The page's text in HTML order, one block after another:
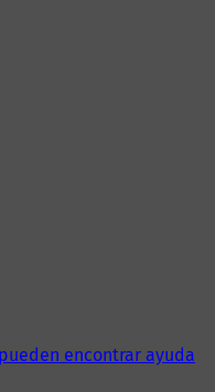
encontrar ayuda